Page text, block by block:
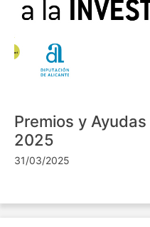
Premios y
2025
31/03/2025